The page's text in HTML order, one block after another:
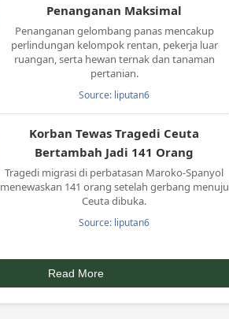
Penanganan Maksimal
Penanganan gelombang panas mencakup
perlindungan kelompok rentan, pekerja luar
ruangan, serta hewan ternak dan tanaman
pertanian.
Source: liputan6
Korban Tewas Tragedi Ceuta
Bertambah Jadi 141 Orang
Tragedi migrasi di perbatasan Maroko-Spanyol
menewaskan 141 orang setelah gerbang menuju
Ceuta dibuka.
Source: liputan6
Read More